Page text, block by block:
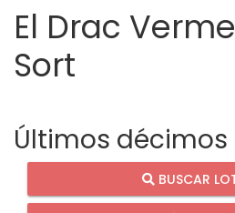
El Drac
Sort
Últimos
BUSCAR